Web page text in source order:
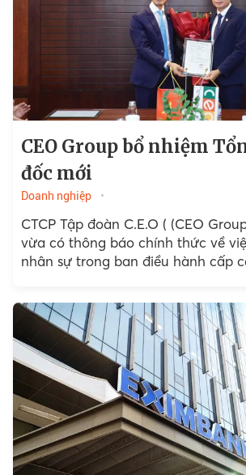
CEO Group bổ nhiệm
đốc mới
Doanh nghiệp
CTCP Tập đoàn C.E.O ( (CEO
vừa có thông báo chính thức về
nhân sự trong ban điều hành cấp